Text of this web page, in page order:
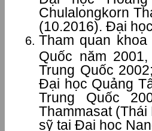
Chulalongkorn
(10.2016). Đại
Tham quan
Quốc năm
Trung Quốc
Đại học Quảng
Trung Quốc
Thammasat (Thái
sỹ tại Đại học